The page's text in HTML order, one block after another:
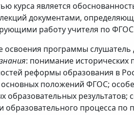
курса является
документами,
работу учителя по
освоения программы
знания: понимание исторических
реформы образования в
положений ФГОС;
образовательных результатов;
образовательного процесса по